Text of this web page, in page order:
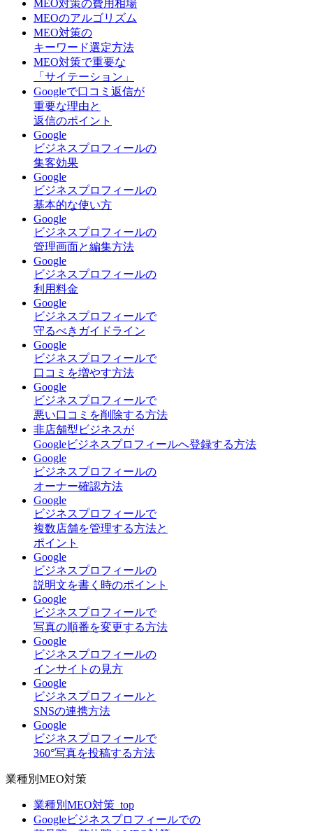
MEO対策の費用相場
MEOのアルゴリズム
MEO対策の
キーワード選定方法
MEO対策で重要な
「サイテーション」
Googleで口コミ返信が
重要な理由と
返信のポイント
Google
ビジネスプロフィールの
集客効果
Google
ビジネスプロフィールの
基本的な使い方
Google
ビジネスプロフィールの
管理画面と編集方法
Google
ビジネスプロフィールの
利用料金
Google
ビジネスプロフィールで
守るべきガイドライン
Google
ビジネスプロフィールで
口コミを増やす方法
Google
ビジネスプロフィールで
悪い口コミを削除する方法
非店舗型ビジネスが
Googleビジネスプロフィールへ登録する方法
Google
ビジネスプロフィールの
オーナー確認方法
Google
ビジネスプロフィールで
複数店舗を管理する方法と
ポイント
Google
ビジネスプロフィールの
説明文を書く時のポイント
Google
ビジネスプロフィールで
写真の順番を変更する方法
Google
ビジネスプロフィールの
インサイトの見方
Google
ビジネスプロフィールと
SNSの連携方法
Google
ビジネスプロフィールで
360°写真を投稿する方法
業種別MEO対策
業種別MEO対策_top
Googleビジネスプロフィールでの